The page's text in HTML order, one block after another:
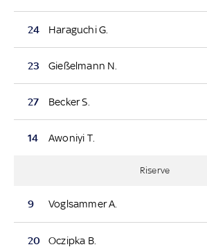
24 Haraguchi G.
23 Gießelmann N.
27 Becker S.
14 Awoniyi T.
Riserve
9 Voglsammer A.
20 Oczipka B.